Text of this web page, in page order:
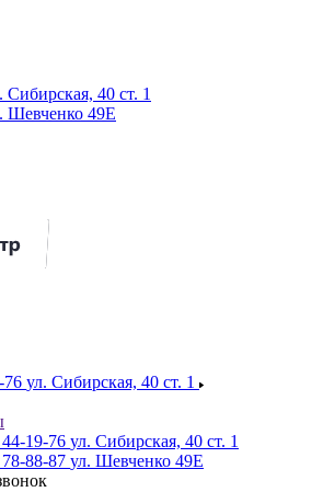
Сибирская, 40 ст. 1
Шевченко 49Е
76 ул. Сибирская, 40 ст. 1
19-76 ул. Сибирская, 40 ст. 1
88-87 ул. Шевченко 49Е